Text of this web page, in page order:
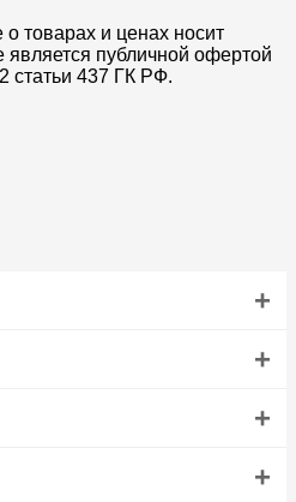
товарах и ценах носит
является публичной офертой
статьи 437 ГК РФ.
+
+
+
+